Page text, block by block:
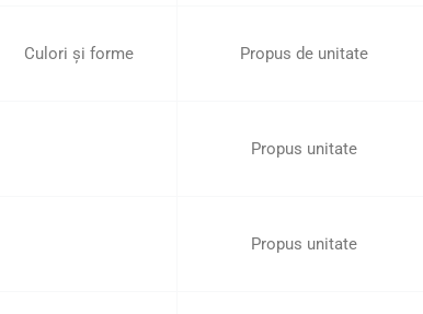
Culori și forme Propus de unitate
Propus unitate
Propus unitate